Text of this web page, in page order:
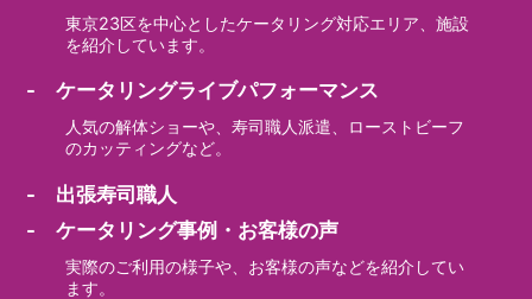
東京23区を中心としたケータリング対応エリア、施設
を紹介しています。
- ケータリングライブパフォーマンス
人気の解体ショーや、寿司職人派遣、ローストビーフ
のカッティングなど。
- 出張寿司職人
- ケータリング事例・お客様の声
実際のご利用の様子や、お客様の声などを紹介してい
ます。